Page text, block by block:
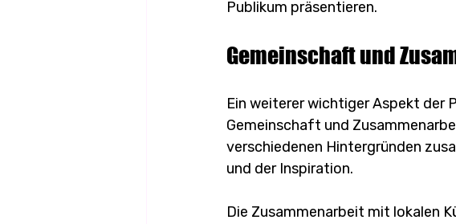
Publikum präsentieren.
Gemeinschaft und
Ein weiterer wichtiger Aspekt der
Gemeinschaft und
verschiedenen Hintergründen
und der Inspiration.
Die Zusammenarbeit mit lokalen